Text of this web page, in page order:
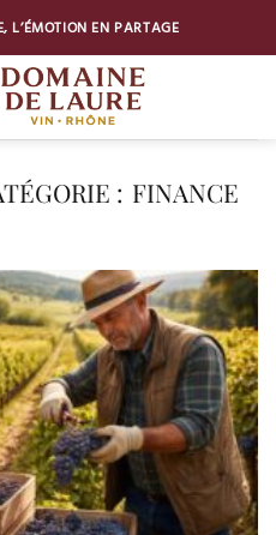
L’ÉMOTION EN PARTAGE
FINANCE